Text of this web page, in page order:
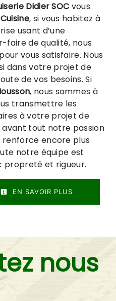
Didier SOC vous
Cuisine, si vous habitez à
usant d’une
faire de qualité, nous
vous satisfaire. Nous
dans votre projet de
de vos besoins. Si
, nous sommes à
transmettre les
à votre projet de
tout notre passion
encore plus
notre équipe est
propreté et rigueur.
EN SAVOIR PLUS
nous